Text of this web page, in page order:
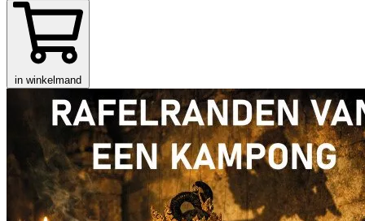
in winkelmand